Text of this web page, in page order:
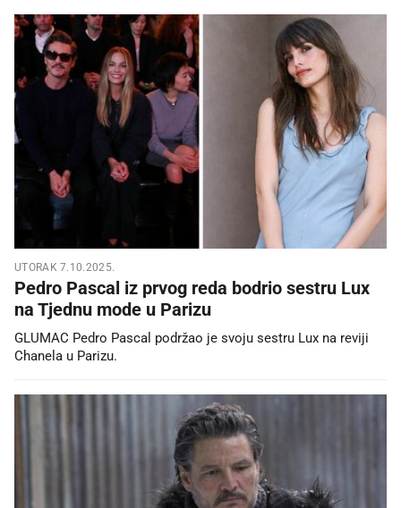
UTORAK 7.10.2025.
Pedro Pascal iz prvog reda bodrio sestru Lux
na Tjednu mode u Parizu
GLUMAC Pedro Pascal podržao je svoju sestru Lux na reviji
Chanela u Parizu.